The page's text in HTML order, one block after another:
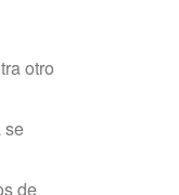
otro
se
de